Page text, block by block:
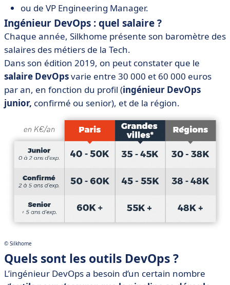
ou de VP Engineering Manager.
Ingénieur DevOps : quel salaire ?
Chaque année, Silkhome présente son baromètre des
salaires des métiers de la Tech.
Dans son édition 2019, on peut constater que le
salaire DevOpsvarie entre 30 000 et 60 000 euros
par an, en fonction du profil (ingénieur DevOps
junior, confirmé ou senior), et de la région.
© Silkhome
Quels sont les outils DevOps ?
L’ingénieur DevOps a besoin d’un certain nombre